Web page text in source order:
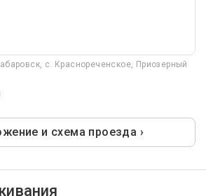
с. Краснореченское, Приозерный
и схема проезда ›